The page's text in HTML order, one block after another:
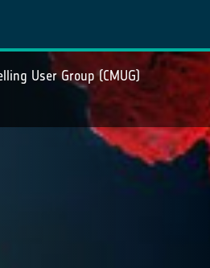
User Group (CMUG)